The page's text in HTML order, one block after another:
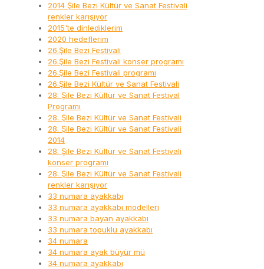
2014 Şile Bezi Kültür ve Sanat Festivali
renkler karışıyor
2015'te dinlediklerim
2020 hedeflerim
26.Şile Bezi Festivali
26.Şile Bezi Festivali konser programı
26.Şile Bezi Festivali programı
26.Şile Bezi Kültür ve Sanat Festivali
28. Şile Bezi Kültür ve Sanat Festival
Programı
28. Şile Bezi Kültür ve Sanat Festivali
28. Şile Bezi Kültür ve Sanat Festivali
2014
28. Şile Bezi Kültür ve Sanat Festivali
konser programı
28. Şile Bezi Kültür ve Sanat Festivali
renkler karışıyor
33 numara ayakkabı
33 numara ayakkabı modelleri
33 numara bayan ayakkabı
33 numara topuklu ayakkabı
34 numara
34 numara ayak büyür mü
34 numara ayakkabı